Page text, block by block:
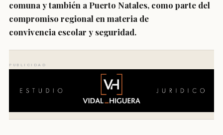
comuna y también a Puerto Natales, como parte del
compromiso regional en materia de
convivencia escolar y seguridad.
PUBLICIDAD